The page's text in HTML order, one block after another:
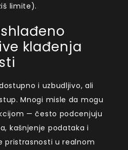
limite).
klađenja
i uzbudljivo, ali
Mnogi misle da mogu
— često podcenjuju
kašnjenje podataka i
pristrasnosti u realnom